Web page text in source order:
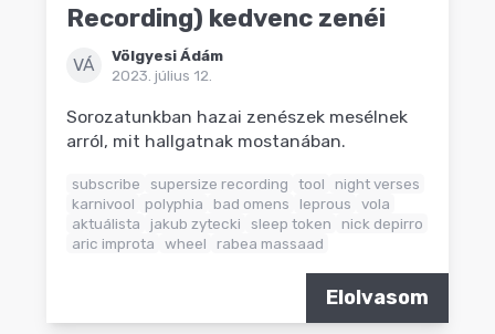
Recording) kedvenc zenéi
VÁ
Völgyesi Ádám
2023. július 12.
Sorozatunkban hazai zenészek mesélnek
arról, mit hallgatnak mostanában.
subscribe supersize recording tool
night verses
karnivool
polyphia bad omens leprous
vola
aktuálista
jakub zytecki sleep token
nick depirro
aric improta
wheel rabea massaad
Elolvasom